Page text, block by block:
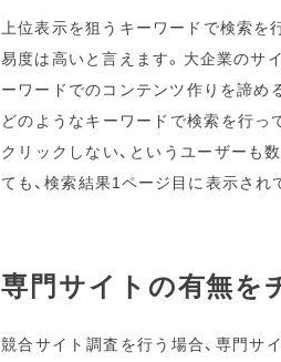
上位表示を狙うキーワードで検索を
易度は高いと言えます。大企業のサ
ーワードでのコンテンツ作りを諦め
どのようなキーワードで検索を行っ
クリックしない、というユーザーも
ても、検索結果1ページ目に表示さ
専門サイトの有無を
競合サイト調査を行う場合、専門サ